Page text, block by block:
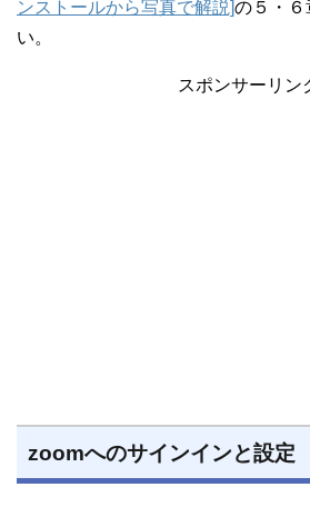
ンストールから写真で解説]の５・６
い。
スポンサーリン
zoomへのサインインと設定